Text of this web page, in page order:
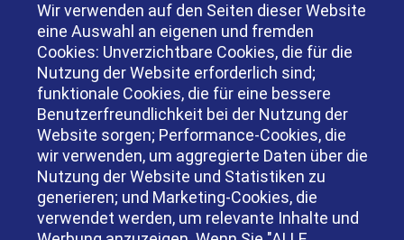
Wir verwenden auf den Seiten dieser Website
eine Auswahl an eigenen und fremden
Cookies: Unverzichtbare Cookies, die für die
Nutzung der Website erforderlich sind;
funktionale Cookies, die für eine bessere
Benutzerfreundlichkeit bei der Nutzung der
Website sorgen; Performance-Cookies, die
wir verwenden, um aggregierte Daten über die
Nutzung der Website und Statistiken zu
generieren; und Marketing-Cookies, die
verwendet werden, um relevante Inhalte und
Einzelbilder: Nachfolgezentrale Berlin, Artem
Varnitsin (Adobe Stock), Jacob Lund (Adobe Stock),
Rido (Adobe Stock)
Nachfolgeportal:
Header: Niklas Jeromin (Pexels)
Grafik: Clara Lenz
Dieses Impressum gilt auf für den Instagram- und
LinkedIn-Kanal der Nachfolgezentrale Berlin.